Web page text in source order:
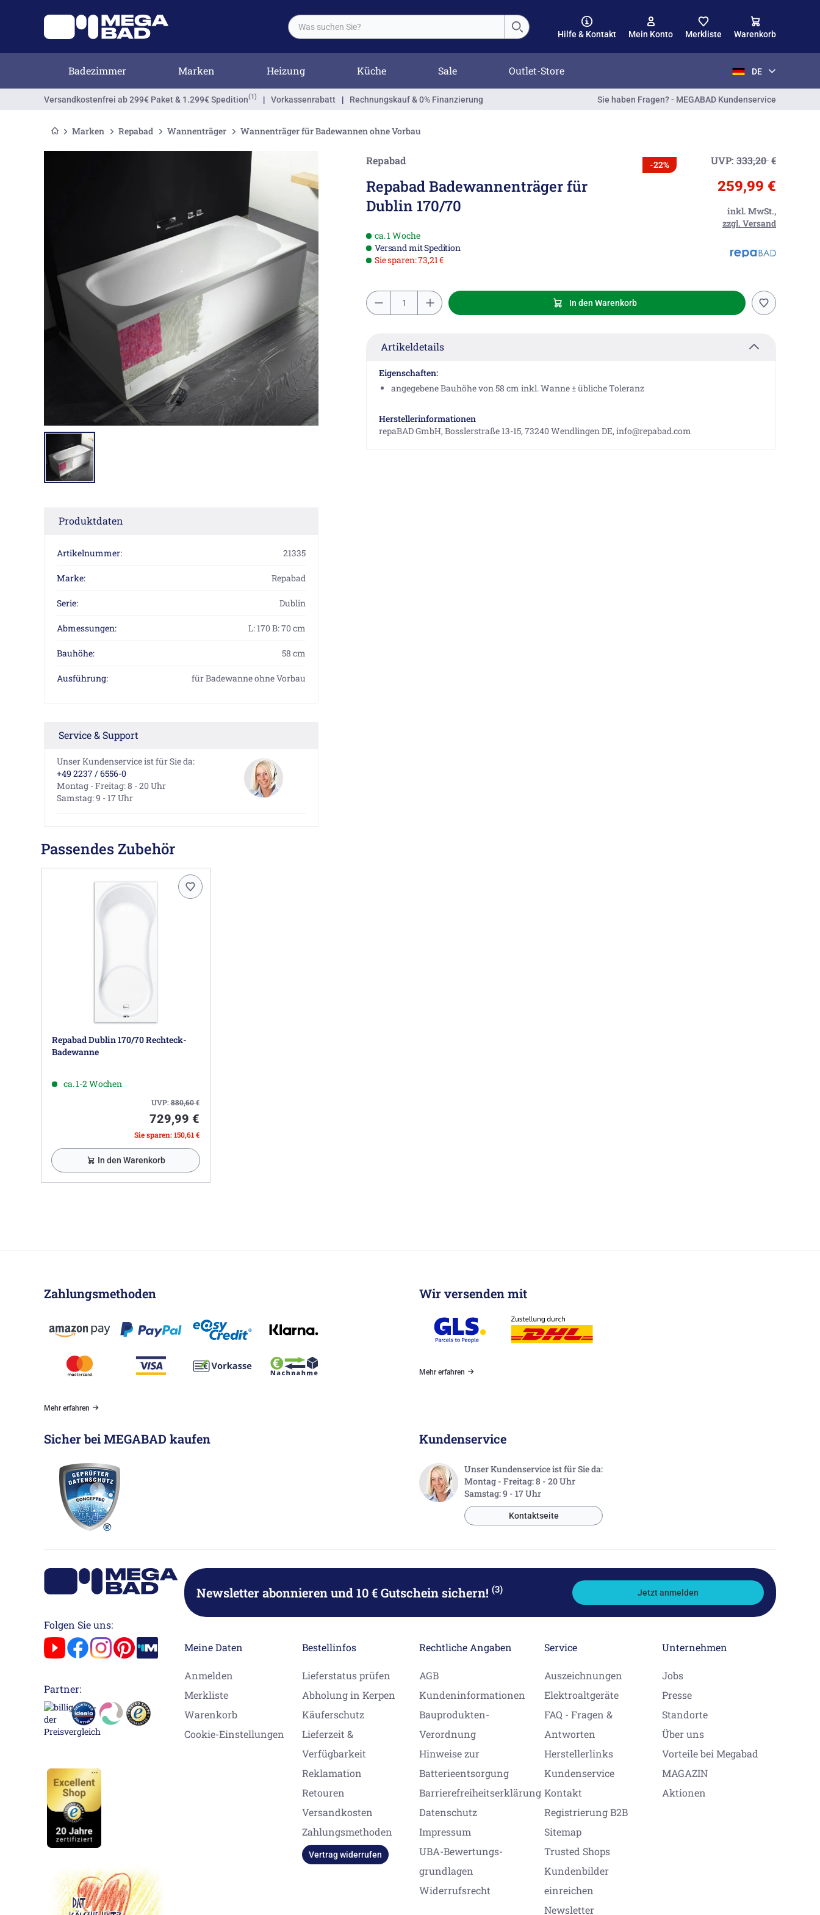
Hilfe & Kontakt Mein Konto Merkliste Warenkorb
Badezimmer Marken Heizung Küche Sale Outlet-Store DE
Versandkostenfrei ab 299€ Paket & 1.299€ Spedition(1) | Vorkassenrabatt | Rechnungskauf & 0% Finanzierung Sie haben Fragen? - MEGABAD Kundenservice
Marken Repabad Wannenträger Wannenträger für Badewannen ohne Vorbau
Produktdaten
Artikelnummer: 21335
Marke: Repabad
Serie: Dublin
Abmessungen: L: 170 B: 70 cm
Bauhöhe: 58 cm
Ausführung: für Badewanne ohne Vorbau
Service & Support
Unser Kundenservice ist für Sie da:
+49 2237 / 6556-0
Montag - Freitag: 8 - 20 Uhr
Samstag: 9 - 17 Uhr
Repabad
Repabad Badewannenträger für
Dublin 170/70
-22% UVP: 333,20€
259,99 €
inkl. MwSt.,
zzgl. Versand
ca. 1 Woche
Versand mit Spedition
Sie sparen: 73,21 €
In den Warenkorb
Artikeldetails
Eigenschaften:
angegebene Bauhöhe von 58 cm inkl. Wanne ± übliche Toleranz
Herstellerinformationen
repaBAD GmbH, Bosslerstraße 13-15, 73240 Wendlingen DE, info@repabad.com
Passendes Zubehör
Repabad Dublin 170/70 Rechteck-
Badewanne
ca. 1-2 Wochen
UVP:880,60€
729,99 €
Sie sparen: 150,61 €
In den Warenkorb
Zahlungsmethoden
Mehr erfahren
Wir versenden mit
Mehr erfahren
Sicher bei MEGABAD kaufen Kundenservice
Unser Kundenservice ist für Sie da:
Montag - Freitag: 8 - 20 Uhr
Samstag: 9 - 17 Uhr
Kontaktseite
Folgen Sie uns:
Partner:
Newsletter abonnierenund 10 € Gutschein sichern! (3) Jetzt anmelden
Meine Daten
Anmelden
Merkliste
Warenkorb
Cookie-Einstellungen
Bestellinfos
Lieferstatus prüfen
Abholung in Kerpen
Käuferschutz
Lieferzeit &
Verfügbarkeit
Reklamation
Retouren
Versandkosten
Zahlungsmethoden
Vertrag widerrufen
Rechtliche Angaben
AGB
Kundeninformationen
Bauprodukten-
Verordnung
Hinweise zur
Batterieentsorgung
Barrierefreiheitserklärung
Datenschutz
Impressum
UBA-Bewertungs-
grundlagen
Widerrufsrecht
Service
Auszeichnungen
Elektroaltgeräte
FAQ - Fragen &
Antworten
Herstellerlinks
Kundenservice
Kontakt
Registrierung B2B
Sitemap
Trusted Shops
Kundenbilder
einreichen
Newsletter
Unternehmen
Jobs
Presse
Standorte
Über uns
Vorteile bei Megabad
MAGAZIN
Aktionen